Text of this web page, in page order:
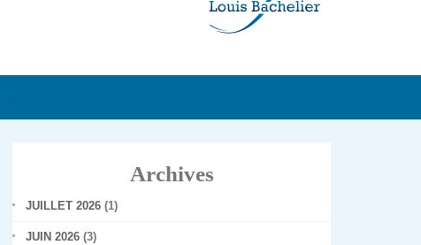
Archives
JUILLET 2026 (1)
JUIN 2026 (3)